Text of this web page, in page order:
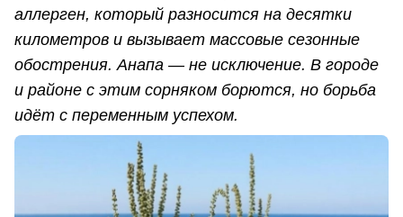
аллерген, который разносится на десятки
километров и вызывает массовые сезонные
обострения. Анапа — не исключение. В городе
и районе с этим сорняком борются, но борьба
идёт с переменным успехом.